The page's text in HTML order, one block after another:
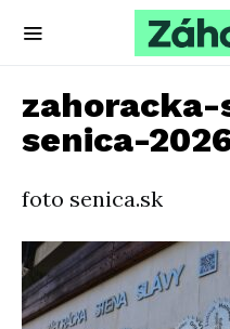
senica-
foto senica.sk